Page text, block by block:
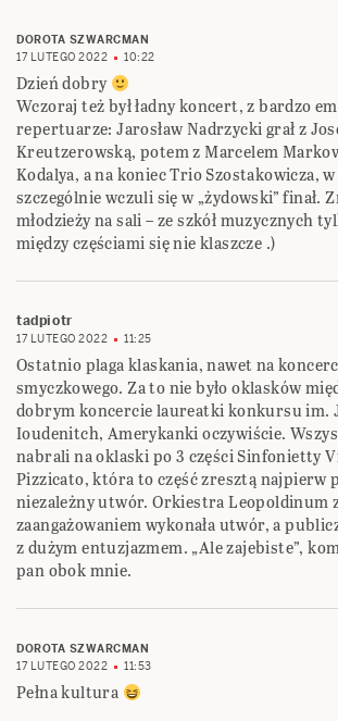
DOROTA SZWARCMAN
17 LUTEGO 2022
10:22
Dzień dobry
Wczoraj też był ładny koncert, z bardzo
repertuarze: Jarosław Nadrzycki grał z
Kreutzerowską, potem z Marcelem
Kodalya, a na koniec Trio Szostakowicza,
szczególnie wczuli się w „żydowski” finał.
młodzieży na sali – ze szkół muzycznych
między częściami się nie klaszcze .)
tadpiotr
17 LUTEGO 2022 11:25
Ostatnio plaga klaskania, nawet na
smyczkowego. Za to nie było oklasków
dobrym koncercie laureatki konkursu im.
Ioudenitch, Amerykanki oczywiście.
nabrali na oklaski po 3 części Sinfonietty
Pizzicato, która to część zresztą najpierw
niezależny utwór. Orkiestra Leopoldinum
zaangażowaniem wykonała utwór, a
z dużym entuzjazmem. „Ale zajebiste”,
pan obok mnie.
DOROTA SZWARCMAN
17 LUTEGO 2022
11:53
Pełna kultura